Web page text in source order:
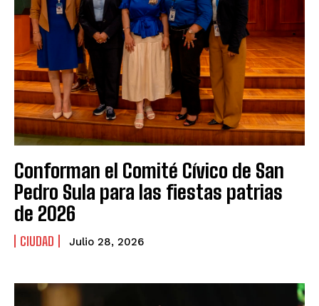
Conforman el Comité Cívico de San
Pedro Sula para las fiestas patrias
de 2026
CIUDAD Julio 28, 2026